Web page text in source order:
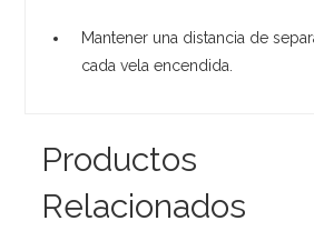
Mantener una distancia de
cada vela encendida.
Productos
Relacionados